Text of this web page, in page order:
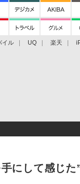
イル UQ 楽天
にして感じ